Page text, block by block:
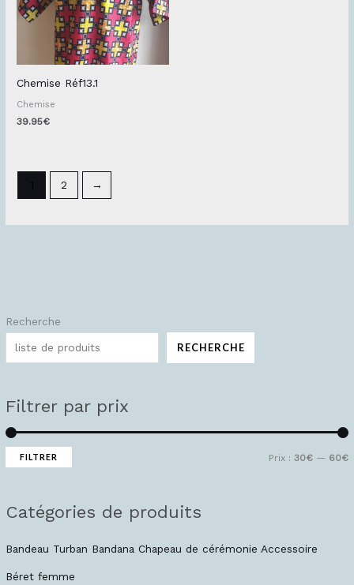
Recherche
RECHERCHE
Filtrer par prix
i
n
a
x
FILTRER Prix : 30€— 60€
Catégories de produits
Bandeau Turban Bandana Chapeau de cérémonie Accessoire
Béret femme
Chemise Réf13.1
Chemise
39.95€
2 →